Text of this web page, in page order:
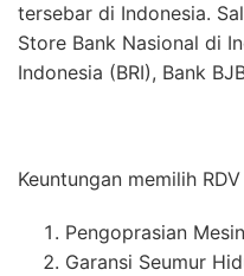
tersebar di Indonesia.
Store Bank Nasional di
Indonesia (BRI), Bank
Keuntungan memilih
Pengoprasian
Garansi Seumur